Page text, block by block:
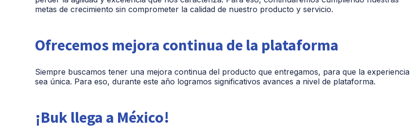
metas de crecimiento sin comprometer la calidad de nuestro producto y servicio.
Ofrecemos mejora continua de la plataforma
Siempre buscamos tener una mejora continua del producto que entregamos, para que la experiencia
sea única. Para eso, durante este año logramos significativos avances a nivel de plataforma.
¡Buk llega a México!